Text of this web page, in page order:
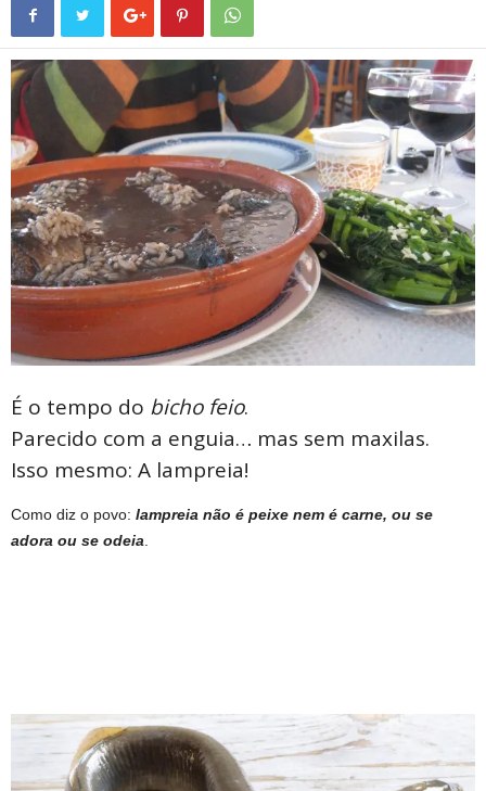
É o tempo do bicho feio.
Parecido com a enguia… mas sem maxilas.
Isso mesmo: A lampreia!
Como diz o povo: lampreia não é peixe nem é carne, ou se
adora ou se odeia